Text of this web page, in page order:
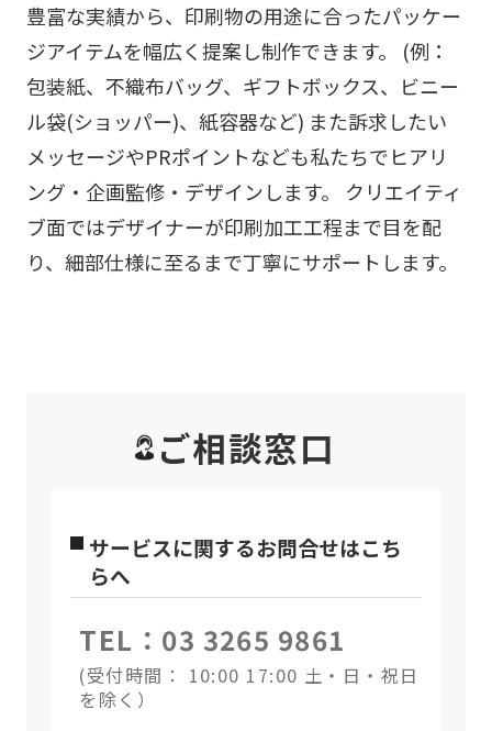
豊富な実績から、印刷物の用途に合ったパッケー
ジアイテムを幅広く提案し制作できます。 (例：
包装紙、不織布バッグ、ギフトボックス、ビニー
ル袋(ショッパー)、紙容器など) また訴求したい
メッセージやPRポイントなども私たちでヒアリ
ング・企画監修・デザインします。 クリエイティ
ブ面ではデザイナーが印刷加工工程まで目を配
り、細部仕様に至るまで丁寧にサポートします。
ご相談窓口
サービスに関するお問合せはこち
らへ
TEL：03 3265 9861
(受付時間： 10:00 17:00 土・日・祝日
を除く）